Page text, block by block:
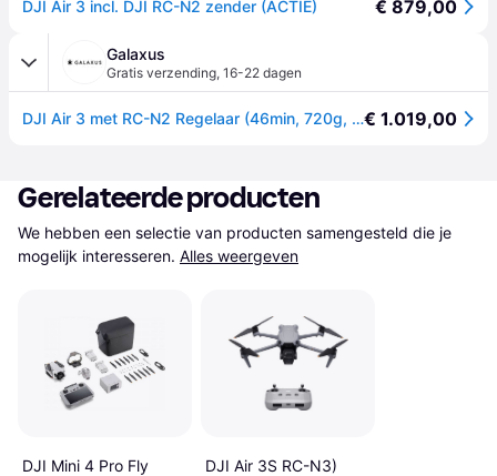
DJI Air 3 incl. DJI RC-N2 zender (ACTIE) € 879,00
Galaxus
Gratis verzending, 16-22 dagen
DJI Air 3 met RC-N2 Regelaar (46min, 720g, 48Mpx), Drone, Grijs€ 1.019,00
Gerelateerde producten
We hebben een selectie van producten samengesteld die je
mogelijk interesseren. Alles weergeven
DJI Mini 4 Pro Fly
DJI Air 3S RC-N3)